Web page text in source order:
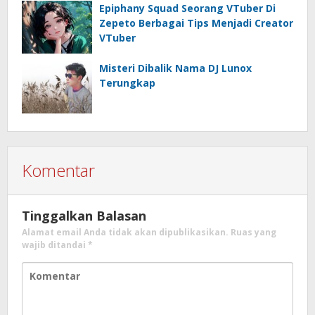
Epiphany Squad Seorang VTuber Di
Zepeto Berbagai Tips Menjadi Creator
VTuber
Misteri Dibalik Nama DJ Lunox
Terungkap
Komentar
Tinggalkan Balasan
Alamat email Anda tidak akan dipublikasikan. Ruas yang
wajib ditandai *